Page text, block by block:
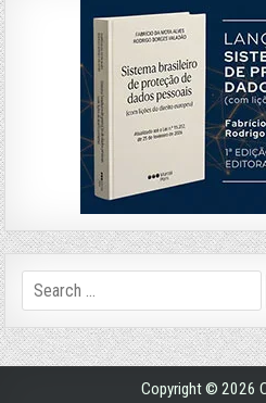
Search
for:
Copyright © 2026